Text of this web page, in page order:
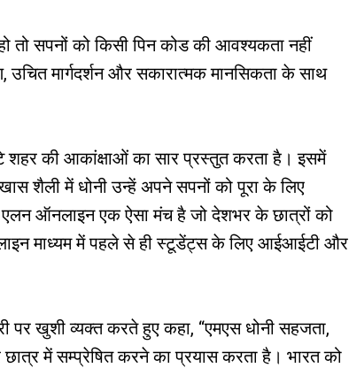
सपनों को किसी पिन कोड की आवश्यकता नहीं
उचित मार्गदर्शन और सकारात्मक मानसिकता के साथ
शहर की आकांक्षाओं का सार प्रस्तुत करता है। इसमें
शैली में धोनी उन्हें अपने सपनों को पूरा के लिए
ऑनलाइन एक ऐसा मंच है जो देशभर के छात्रों को
माध्यम में पहले से ही स्टूडेंट्स के लिए आईआईटी और
पर खुशी व्यक्त करते हुए कहा, “एमएस धोनी सहजता,
में सम्प्रेषित करने का प्रयास करता है। भारत को